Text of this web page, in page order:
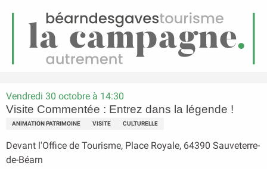
Menu
Visite Commentée : Entrez dans la légende !
Vendredi 30 octobre à 14:30
Visite Commentée : Entrez dans la légende !
ANIMATION PATRIMOINE VISITE CULTURELLE
Devant l'Office de Tourisme, Place Royale, 64390 Sauveterre-
de-Béarn